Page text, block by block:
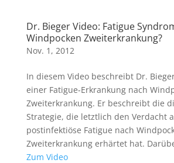
Dr. Bieger Video: Fatigue
Windpocken Zweiterkrankung?
Nov. 1, 2012
In diesem Video beschreibt Dr.
einer Fatigue-Erkrankung nach
Zweiterkrankung. Er beschreibt die
Strategie, die letztlich den Verdacht
postinfektiöse Fatigue nach
Zweiterkrankung erhärtet hat.
Zum Video